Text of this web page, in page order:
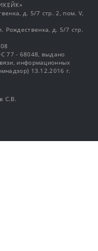
д. 5/7 стр. 2, пом. V,
Рождественка, д. 5/7 стр.
77 - 68048, выдано
информационных
13.12.2016 г.
С.В.